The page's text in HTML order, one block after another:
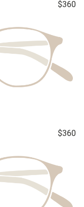
$360
$360